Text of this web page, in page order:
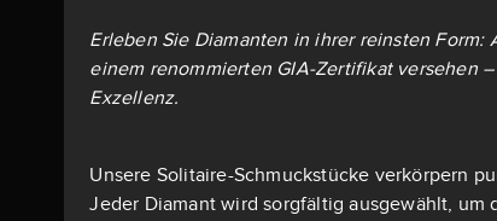
Erleben Sie Diamanten in ihrer reinsten Form:
einem renommierten GIA-Zertifikat versehen
Exzellenz.
Unsere Solitaire-Schmuckstücke verkörpern
Jeder Diamant wird sorgfältig ausgewählt,